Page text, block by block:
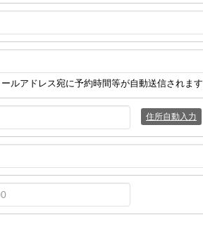
ルアドレス宛に予約時間等が自動送信されます
住所自動入力